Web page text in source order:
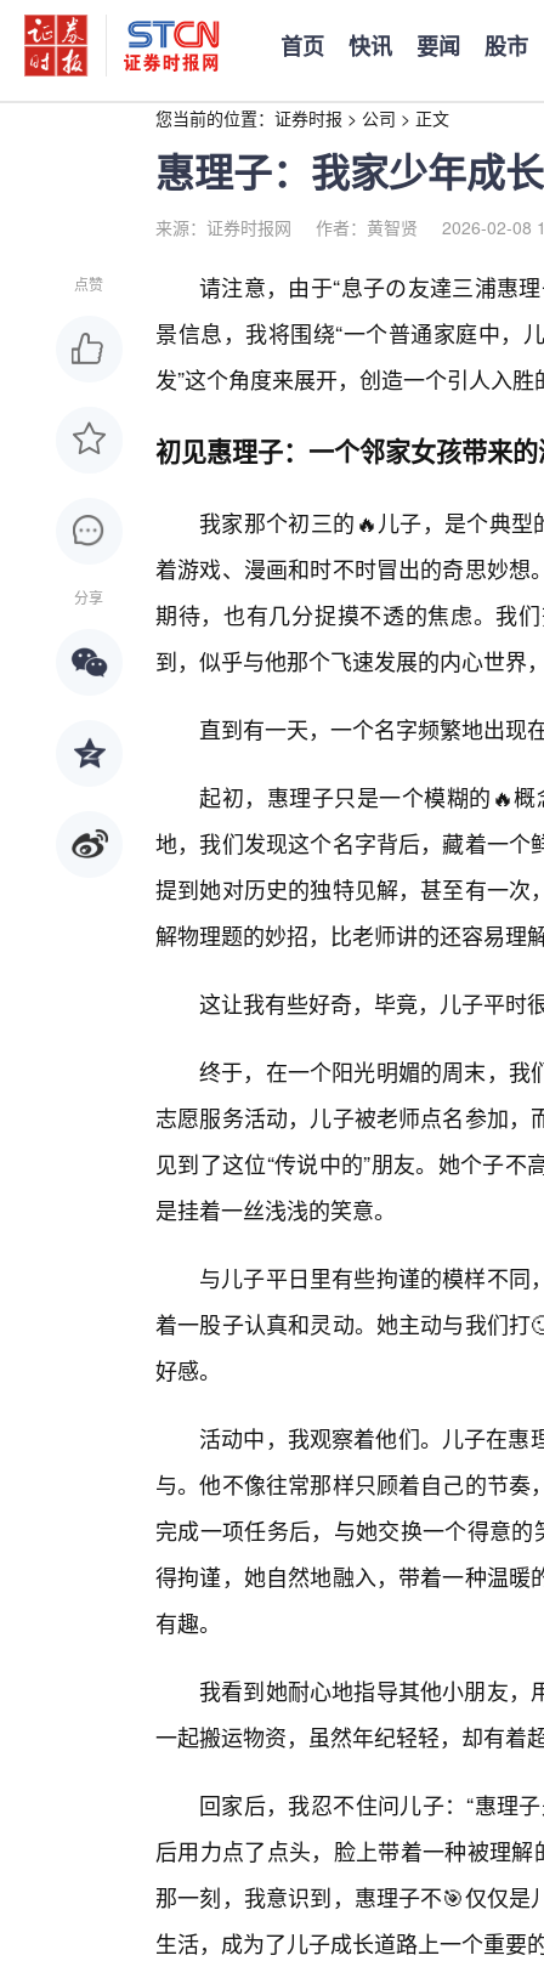
首页 快讯 要闻 股市
您当前的位置： 证券时报 > 公司 > 正文
惠理子：我家少年成
来源：证券时报网 作者：黄智贤 2026-02-08
点赞
分享
请注意，由于“息子の友達三浦惠
景信息，我将围绕“一个普通家庭中，
发”这个角度来展开，创造一个引人入胜
初见惠理子：一个邻家女孩带来
我家那个初三的🔥儿子，是个典型
着游戏、漫画和时不时冒出的奇思妙
期待，也有几分捉摸不透的焦虑。我
到，似乎与他那个飞速发展的内心世界
直到有一天，一个名字频繁地出
起初，惠理子只是一个模糊的🔥概
地，我们发现这个名字背后，藏着一
提到她对历史的独特见解，甚至有一
解物理题的妙招，比老师讲的还容易理
这让我有些好奇，毕竟，儿子平时
终于，在一个阳光明媚的周末，我
志愿服务活动，儿子被老师点名参加
见到了这位“传说中的”朋友。她个子
是挂着一丝浅浅的笑意。
与儿子平日里有些拘谨的模样不
着一股子认真和灵动。她主动与我们
好感。
活动中，我观察着他们。儿子在
与。他不像往常那样只顾着自己的节
完成一项任务后，与她交换一个得意
得拘谨，她自然地融入，带着一种温
有趣。
我看到她耐心地指导其他小朋友
一起搬运物资，虽然年纪轻轻，却有着
回家后，我忍不住问儿子：“惠理
后用力点了点头，脸上带着一种被理
那一刻，我意识到，惠理子不🎯仅仅
生活，成为了儿子成长道路上一个重要